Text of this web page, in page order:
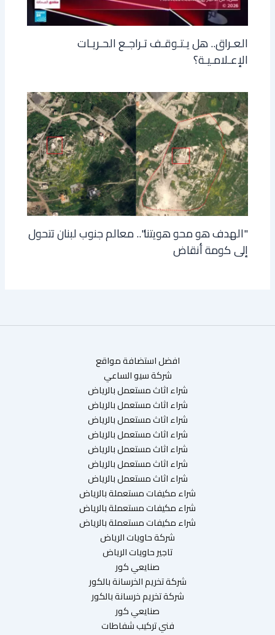
العـراق.. هل يـتـوقـف تـراجـع الحـريـات
الإعـلامـيـة؟
"الهدف هو محو هويتنا".. معالم جنوب لبنان تتحول
إلى كومة أنقاض
افضل استضافة مواقع
شركة سيو الساعي
شراء اثاث مستعمل بالرياض
شراء اثاث مستعمل بالرياض
شراء اثاث مستعمل بالرياض
شراء اثاث مستعمل بالرياض
شراء اثاث مستعمل بالرياض
شراء اثاث مستعمل بالرياض
شراء اثاث مستعمل بالرياض
شراء مكيفات مستعملة بالرياض
شراء مكيفات مستعملة بالرياض
شراء مكيفات مستعملة بالرياض
شركة حاويات الرياض
تاجير حاويات الرياض
صنايعي كور
شركة تخريم الخرسانة بالكور
شركة تخريم خرسانة بالكور
صنايعي كور
فني تركيب شفاطات